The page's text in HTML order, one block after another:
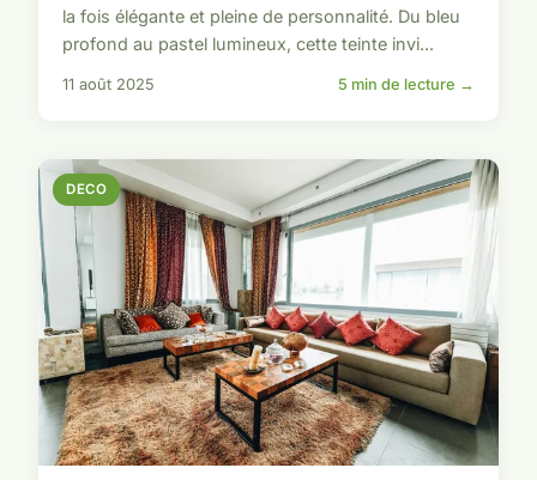
la fois élégante et pleine de personnalité. Du bleu
profond au pastel lumineux, cette teinte invi...
11 août 2025 5 min de lecture →
DECO